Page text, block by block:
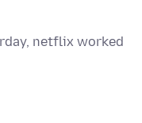
netflix worked